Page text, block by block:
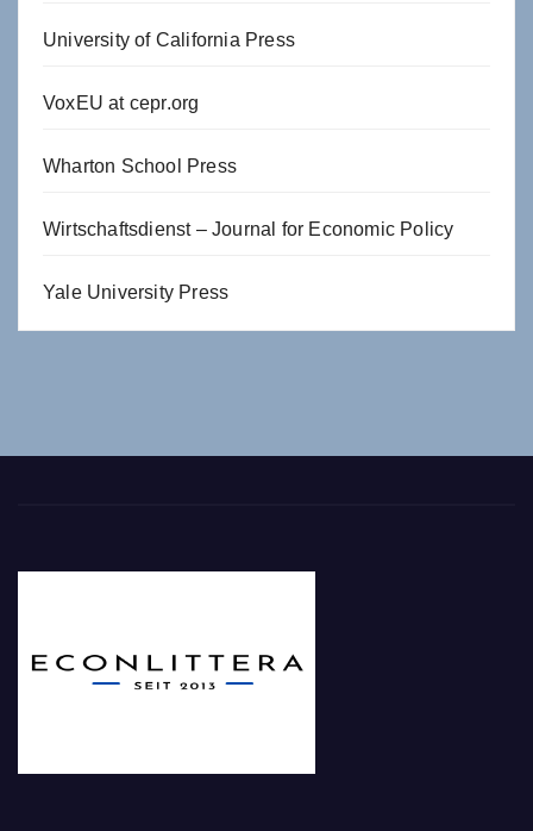
University of California Press
VoxEU at cepr.org
Wharton School Press
Wirtschaftsdienst – Journal for Economic Policy
Yale University Press